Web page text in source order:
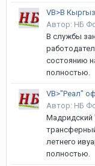
Автор: НБ
В службы
состоянию
полностью.
Автор: НБ
Мадридский
летнего
полностью.